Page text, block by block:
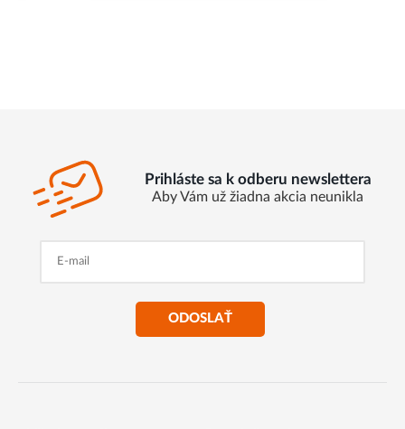
Prihláste sa k odberu newslettera
Aby Vám už žiadna akcia neunikla
ODOSLAŤ